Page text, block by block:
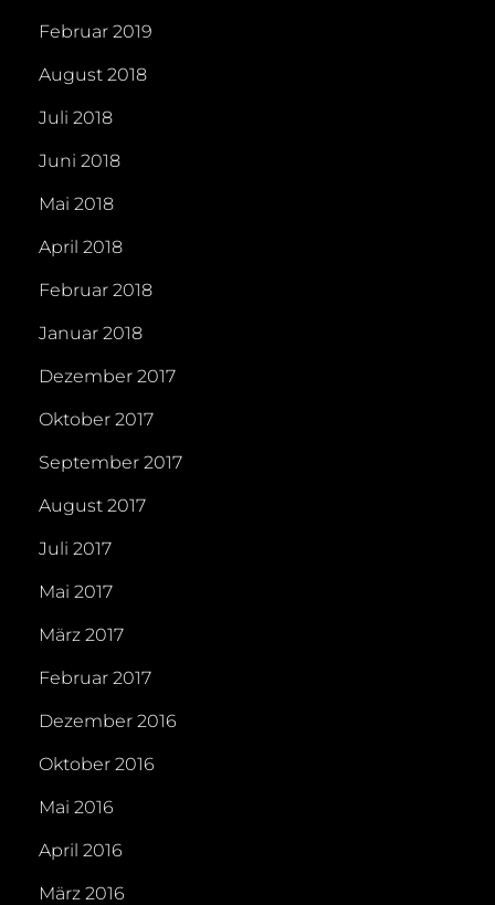
Februar 2019
August 2018
Juli 2018
Juni 2018
Mai 2018
April 2018
Februar 2018
Januar 2018
Dezember 2017
Oktober 2017
September 2017
August 2017
Juli 2017
Mai 2017
März 2017
Februar 2017
Dezember 2016
Oktober 2016
Mai 2016
April 2016
März 2016